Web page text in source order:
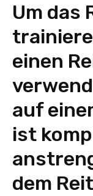
Um das
einen
auf
ist
dem